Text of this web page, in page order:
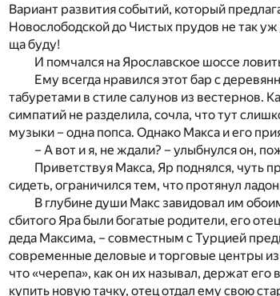
Вариант развития событий, который
Новослободской до Чистых прудов не так
ща буду!
И помчался на Ярославское шоссе
Ему всегда нравился этот бар с
табуретами в стиле салунов из вестернов.
симпатий не разделила, сочла, что тут
музыки – одна попса. Однако Макса и его
– А вот и я, не ждали? – улыбнулся он,
Приветствуя Макса, Яр поднялся, чуть
сидеть, ограничился тем, что протянул
В глубине души Макс завидовал им
сбитого Яра были богатые родители, его
деда Максима, – совместным с Турцией
современные деловые и торговые центры
что «черепа», как он их называл, держат
купить новую тачку, отец отдал ему свою